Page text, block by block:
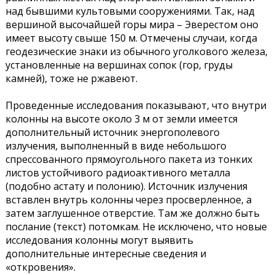
над бывшими культовыми сооружениями. Так, над
вершиной высочайшей горы мира – Эверестом оно
имеет высоту свыше 150 м. Отмечены случаи, когда
геодезические знаки из обычного уголкового железа,
установленные на вершинах сопок (гор, груды
камней), тоже не ржавеют.
Проведенные исследования показывают, что внутри
колонны на высоте около 3 м от земли имеется
дополнительный источник энергополевого
излучения, выполненный в виде небольшого
спрессованного прямоугольного пакета из тонких
листов устойчивого радиоактивного металла
(подобно астату и полонию). Источник излучения
вставлен внутрь колонны через просверленное, а
затем заглушенное отверстие. Там же должно быть
послание (текст) потомкам. Не исключено, что новые
исследования колонны могут выявить
дополнительные интересные сведения и
«откровения».